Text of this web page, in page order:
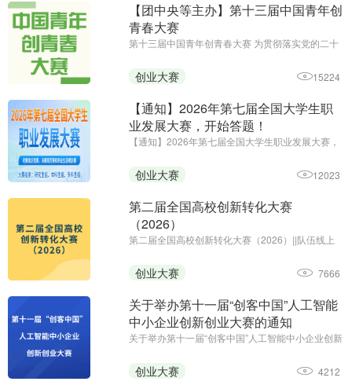
【团中央等主办】第十三届中国青年创
青春大赛
第十三届中国青年创青春大赛 为贯彻落实党的二十
关于青年工作的重要思想、关于青年创新创业的重
要指示批示精神，全面落实中央经济工作会议部
创业大赛 15224
【通知】2026年第七届全国大学生职
业发展大赛，开始答题！
【通知】2026年第七届全国大学生职业发展大赛，
时||主办单位：中国商业经济学会教育培训分会
创业大赛 12023
第二届全国高校创新转化大赛
（2026）
第二届全国高校创新转化大赛（2026）||队伍线上
赛阶段（2026 年 7 月至 10 月）全国总决赛阶段
（2026 年 12 月
创业大赛 7666
关于举办第十一届“创客中国”人工智能
中小企业创新创业大赛的通知
关于举办第十一届“创客中国”人工智能中小企业创新
日||主办单位：工业和信息化部网络安全产业发展中
心（工业和信息化部信息中心）、浙江省经济和信
创业大赛 4212